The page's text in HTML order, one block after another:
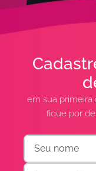
em sua
fique por